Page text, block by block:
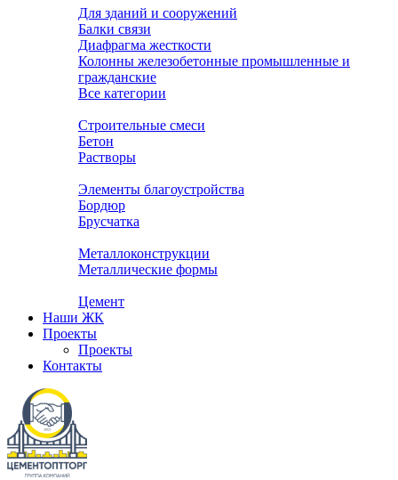
Для зданий и сооружений
Балки связи
Диафрагма жесткости
Колонны железобетонные промышленные и
гражданские
Все категории
Строительные смеси
Бетон
Растворы
Элементы благоустройства
Бордюр
Брусчатка
Металлоконструкции
Металлические формы
Цемент
Наши ЖК
Проекты
Проекты
Контакты